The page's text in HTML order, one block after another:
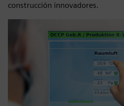
construcción innovadores.